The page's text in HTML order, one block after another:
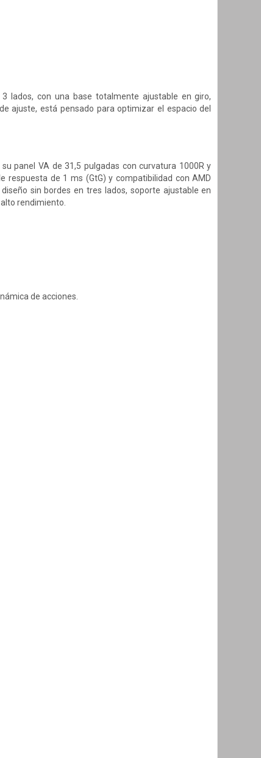
lados, con una base totalmente ajustable en giro,
ajuste, está pensado para optimizar el espacio del
panel VA de 31,5 pulgadas con curvatura 1000R y
respuesta de 1 ms (GtG) y compatibilidad con AMD
sin bordes en tres lados, soporte ajustable en
rendimiento.
de acciones.